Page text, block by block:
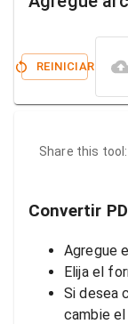
REINICIAR
Share this tool:
Convertir
Agregue
Elija el
Si desea
cambie